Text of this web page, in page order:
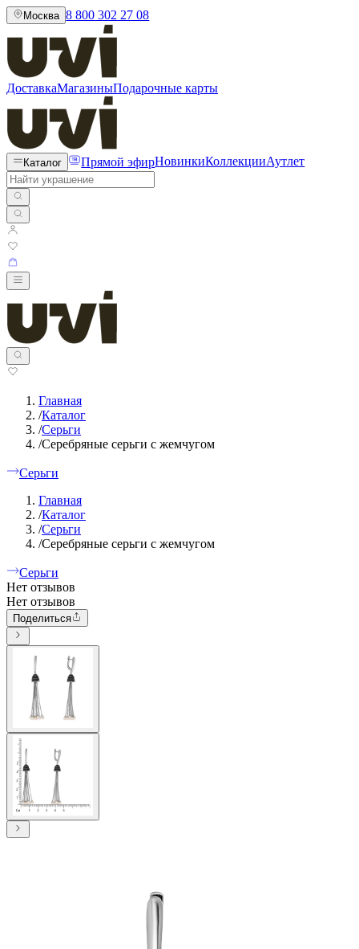
Москва 8 800 302 27 08
ДоставкаМагазиныПодарочные карты
Каталог Прямой эфирНовинкиКоллекцииАутлет
Главная
/Каталог
/Серьги
/Серебряные серьги с жемчугом
Серьги
Главная
/Каталог
/Серьги
/Серебряные серьги с жемчугом
Серьги
Нет отзывов
Нет отзывов
Поделиться